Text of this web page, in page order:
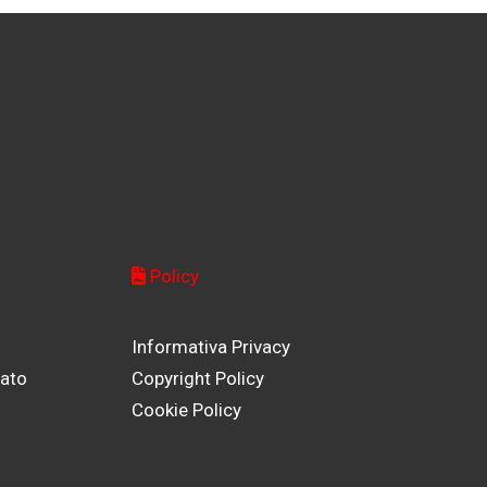
Policy
Informativa Privacy
Copyright Policy
Cookie Policy